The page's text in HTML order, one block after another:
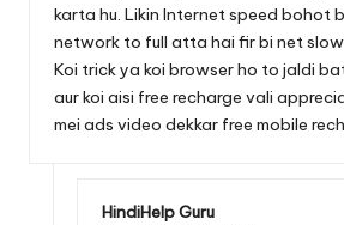
karta hu. Likin Internet speed bohot
network to full atta hai fir bi net
Koi trick ya koi browser ho to jaldi
aur koi aisi free recharge vali
mei ads video dekkar free mobile
HindiHelp Guru